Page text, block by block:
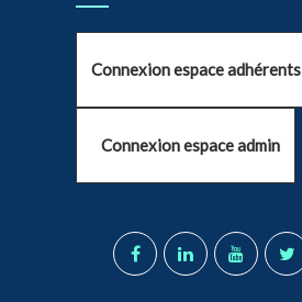
Connexion espace adhérents
Connexion espace admin